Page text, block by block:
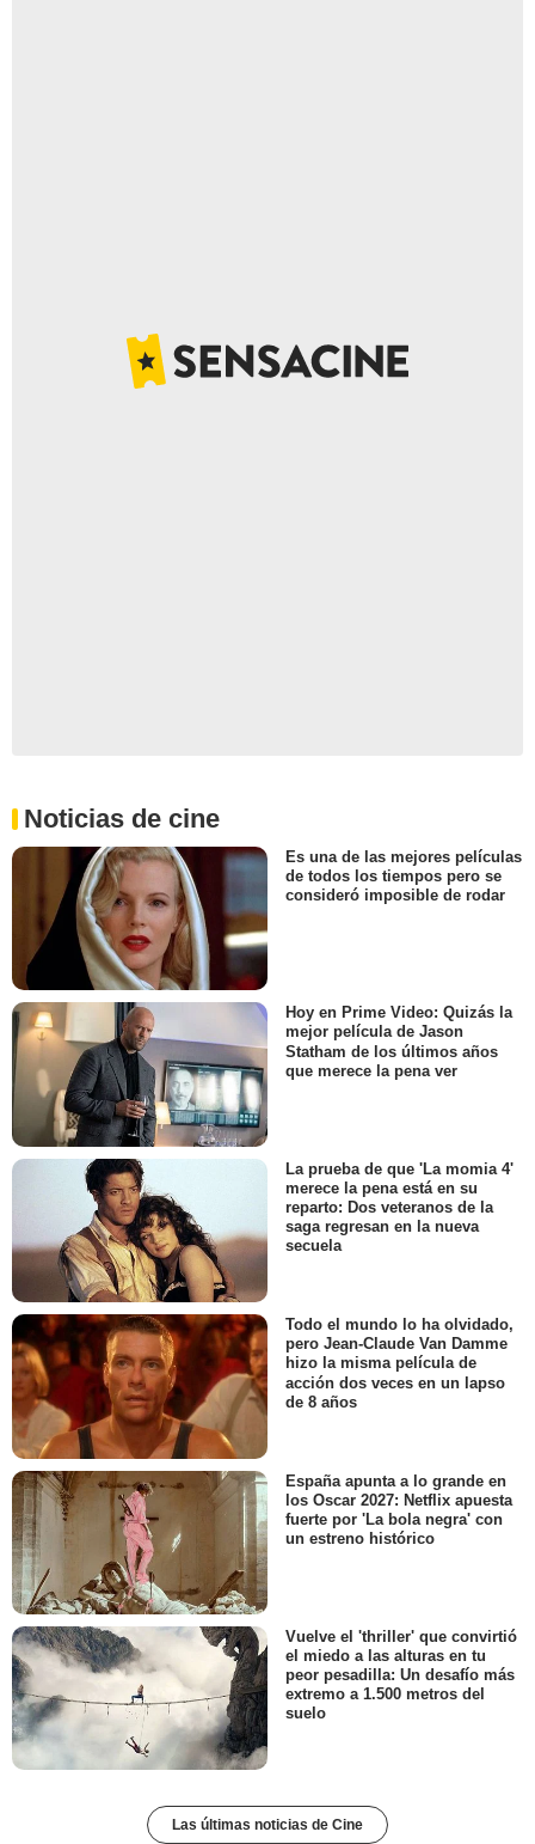
Noticias de cine
Es una de las mejores películas
de todos los tiempos pero se
consideró imposible de rodar
Hoy en Prime Video: Quizás la
mejor película de Jason
Statham de los últimos años
que merece la pena ver
La prueba de que 'La momia 4'
merece la pena está en su
reparto: Dos veteranos de la
saga regresan en la nueva
secuela
Todo el mundo lo ha olvidado,
pero Jean-Claude Van Damme
hizo la misma película de
acción dos veces en un lapso
de 8 años
España apunta a lo grande en
los Oscar 2027: Netflix apuesta
fuerte por 'La bola negra' con
un estreno histórico
Vuelve el 'thriller' que convirtió
el miedo a las alturas en tu
peor pesadilla: Un desafío más
extremo a 1.500 metros del
suelo
Las últimas noticias de Cine